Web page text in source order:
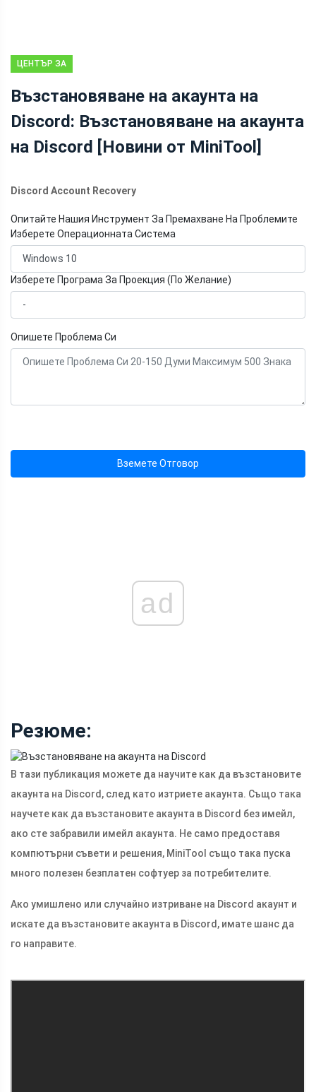
ЦЕНТЪР ЗА
MINITOOL
Възстановяване на акаунта на
Discord: Възстановяване на акаунта
на Discord [Новини от MiniTool]
Discord Account Recovery
Опитайте Нашия Инструмент За Премахване На Проблемите
Изберете Операционната Система
Изберете Програма За Проекция (По Желание)
Опишете Проблема Си
Вземете Отговор
ad
Резюме:
В тази публикация можете да научите как да възстановите
акаунта на Discord, след като изтриете акаунта. Също така
научете как да възстановите акаунта в Discord без имейл,
ако сте забравили имейл акаунта. Не само предоставя
компютърни съвети и решения, MiniTool също така пуска
много полезен безплатен софтуер за потребителите.
Ако умишлено или случайно изтриване на Discord акаунт и
искате да възстановите акаунта в Discord, имате шанс да
го направите.